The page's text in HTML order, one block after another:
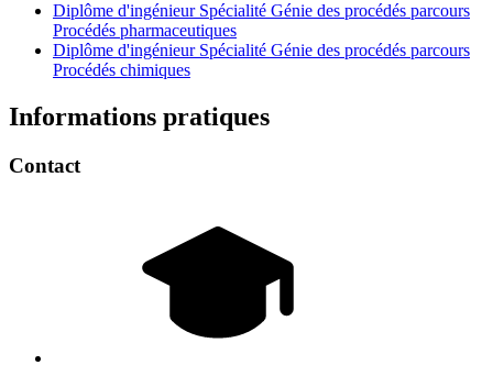
Diplôme d'ingénieur Spécialité Génie des procédés parcours
Procédés pharmaceutiques
Diplôme d'ingénieur Spécialité Génie des procédés parcours
Procédés chimiques
Informations pratiques
Contact